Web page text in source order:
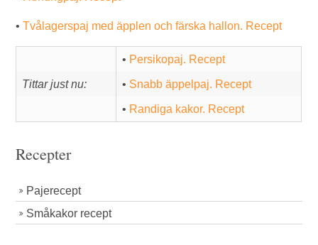
•Tvålagerspaj med äpplen och färska hallon. Recept
• Persikopaj. Recept
Tittar just nu: • Snabb äppelpaj. Recept
• Randiga kakor. Recept
Recepter
Pajerecept
Småkakor recept